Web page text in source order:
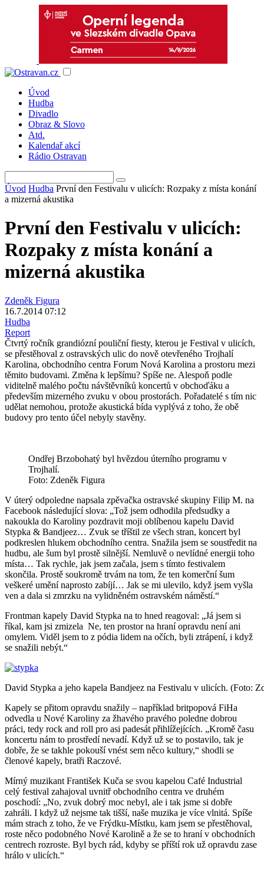
Úvod
Hudba
Divadlo
Obraz & Slovo
Atd.
Kalendař akcí
Rádio Ostravan
Úvod Hudba První den Festivalu v ulicích: Rozpaky z místa konání
a mizerná akustika
První den Festivalu v ulicích:
Rozpaky z místa konání a
mizerná akustika
Zdeněk Figura
16.7.2014 07:12
Hudba
Report
Čtvrtý ročník grandiózní pouliční fiesty, kterou je Festival v ulicích,
se přestěhoval z ostravských ulic do nově otevřeného Trojhalí
Karolina, obchodního centra Forum Nová Karolina a prostoru mezi
těmito budovami. Změna k lepšímu? Spíše ne. Alespoň podle
viditelně malého počtu návštěvníků koncertů v obchoďáku a
především mizerného zvuku v obou prostorách. Pořadatelé s tím nic
udělat nemohou, protože akustická bída vyplývá z toho, že obě
budovy pro tento účel nebyly stavěny.
Ondřej Brzobohatý byl hvězdou úterního programu v
Trojhalí.
Foto: Zdeněk Figura
V úterý odpoledne napsala zpěvačka ostravské skupiny Filip M. na
Facebook následující slova: „Tož jsem odhodila předsudky a
nakoukla do Karoliny pozdravit moji oblíbenou kapelu David
Stypka & Bandjeez… Zvuk se tříštil ze všech stran, koncert byl
podkreslen hlukem obchodního centra. Snažila jsem se soustředit na
hudbu, ale šum byl prostě silnější. Nemluvě o nevlídné energii toho
místa… Tak rychle, jak jsem začala, jsem s tímto festivalem
skončila. Prostě soukromě trvám na tom, že ten komerční šum
veškeré umění naprosto zabíjí… Jak se mi ulevilo, když jsem vyšla
ven a dala si zmrzku na vylidněném ostravském náměstí.“
Frontman kapely David Stypka na to hned reagoval: „Já jsem si
říkal, kam jsi zmizela Ne, ten prostor na hraní opravdu není ani
omylem. Viděl jsem to z pódia lidem na očích, byli ztrápení, i když
se snažili nebýt.“
David Stypka a jeho kapela Bandjeez na Festivalu v ulicích. (Foto:
Kapely se přitom opravdu snažily – například britpopová FiHa
odvedla u Nové Karoliny za žhavého pravého poledne dobrou
práci, tedy rock and roll pro asi padesát přihlížejících. „Kromě času
koncertu nám to prostředí nevadí. Když už se to postavilo, tak je
dobře, že se takhle pokouší vnést sem něco kultury,“ shodli se
členové kapely, bratři Raczové.
Mírný muzikant František Kuča se svou kapelou Café Industrial
celý festival zahajoval uvnitř obchodního centra ve druhém
poschodí: „No, zvuk dobrý moc nebyl, ale i tak jsme si dobře
zahráli. I když už nejsme tak tišší, naše muzika je více vlnitá. Spíše
mám strach z toho, že ve Frýdku-Místku, kam jsem se přestěhoval,
roste něco podobného Nové Karolině a že se to hraní v obchodních
centrech rozroste. Byl bych rád, kdyby se příští rok už opravdu zase
hrálo v ulicích.“